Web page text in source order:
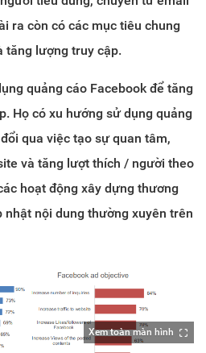
ra còn có các mục tiêu chung
tăng lượng truy cập.
quảng cáo Facebook để tăng
Họ có xu hướng sử dụng quảng
qua việc tạo sự quan tâm,
và tăng lượt thích / người theo
hoạt động xây dựng thương
nhật nội dung thường xuyên trên
Xem toàn màn hình